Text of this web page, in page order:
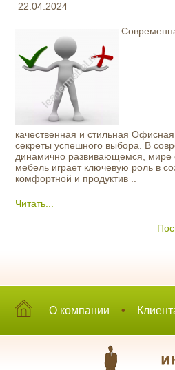
22.04.2024
качественная и стильная
секреты успешного выбора. В
динамично развивающемся, мире
мебель играет ключевую роль в
комфортной и продуктив ..
Читать...
О компании •